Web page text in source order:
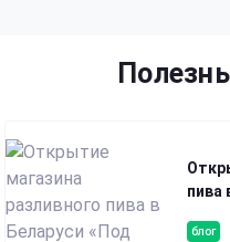
блог
пива